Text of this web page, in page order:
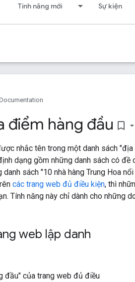
Tính năng mới Sự kiện
điểm hàng đầu bookmark_border
nhắc tên trong một danh sách
dạng gồm những danh sách có đề
sách "10 nhà hàng Trung Hoa
các trang web đủ điều kiện, thì
Tính năng này chỉ dành cho những
web lập danh
đầu" của trang web đủ điều